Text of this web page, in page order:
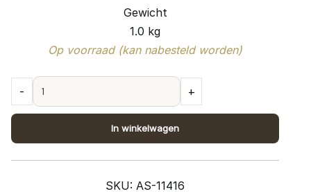
Gewicht
1.0 kg
Op voorraad (kan nabesteld worden)
45
cm
- +
In winkelwagen
SKU: AS-11416